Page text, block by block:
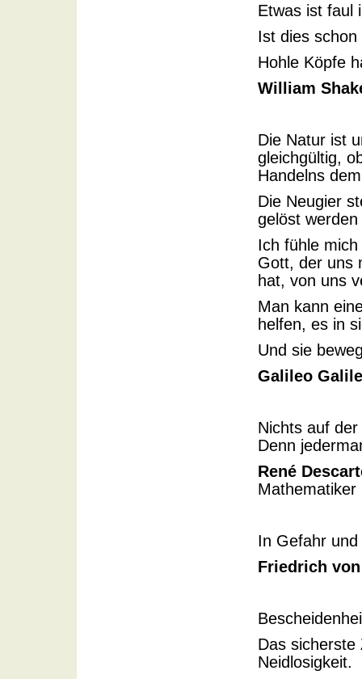
Etwas ist faul
Ist dies
Hohle Köpfe
William
Die Natur ist
gleichgültig,
Handelns
Die Neugier
gelöst werden
Ich fühle
Gott, der uns
hat, von uns
Man kann
helfen, es in
Und sie
Galileo
Nichts auf
Denn
René
In Gefahr
Friedrich
Das sicherste
Neidlosigkeit.